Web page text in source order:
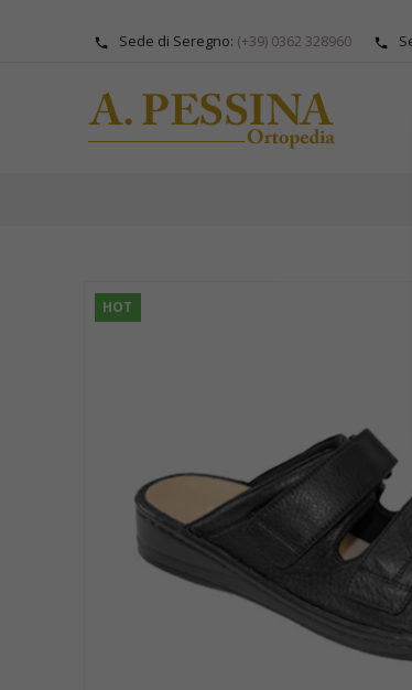
Sede di Seregno: (+39) 0362 328960
HOT